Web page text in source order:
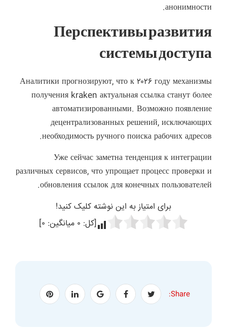
анонимности.
Перспективы развития
системы доступа
Аналитики прогнозируют, что к ۲۰۲۶ году механизмы
получения kraken актуальная ссылка станут более
автоматизированными. Возможно появление
децентрализованных решений, исключающих
необходимость ручного поиска рабочих адресов.
Уже сейчас заметна тенденция к интеграции
различных сервисов, что упрощает процесс проверки и
обновления ссылок для конечных пользователей.
برای امتیاز به این نوشته کلیک کنید!
[کل: ۰ میانگین: ۰]
Share: